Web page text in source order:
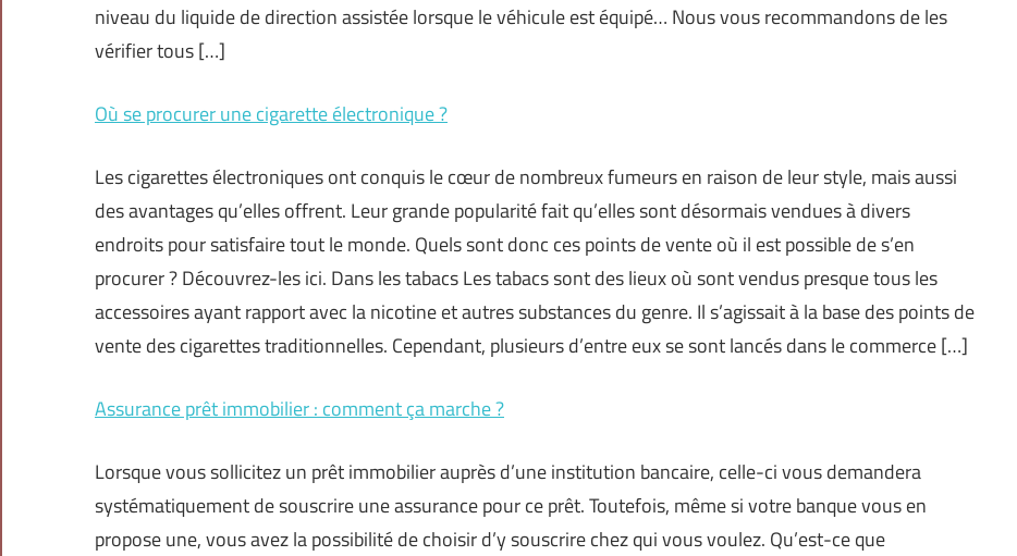
niveau du liquide de direction assistée lorsque le véhicule est équipé… Nous vous recommandons de les
vérifier tous […]
Où se procurer une cigarette électronique ?
Les cigarettes électroniques ont conquis le cœur de nombreux fumeurs en raison de leur style, mais aussi
des avantages qu’elles offrent. Leur grande popularité fait qu’elles sont désormais vendues à divers
endroits pour satisfaire tout le monde. Quels sont donc ces points de vente où il est possible de s’en
procurer ? Découvrez-les ici. Dans les tabacs Les tabacs sont des lieux où sont vendus presque tous les
accessoires ayant rapport avec la nicotine et autres substances du genre. Il s’agissait à la base des points de
vente des cigarettes traditionnelles. Cependant, plusieurs d’entre eux se sont lancés dans le commerce […]
Assurance prêt immobilier : comment ça marche ?
Lorsque vous sollicitez un prêt immobilier auprès d’une institution bancaire, celle-ci vous demandera
systématiquement de souscrire une assurance pour ce prêt. Toutefois, même si votre banque vous en
propose une, vous avez la possibilité de choisir d’y souscrire chez qui vous voulez. Qu’est-ce que